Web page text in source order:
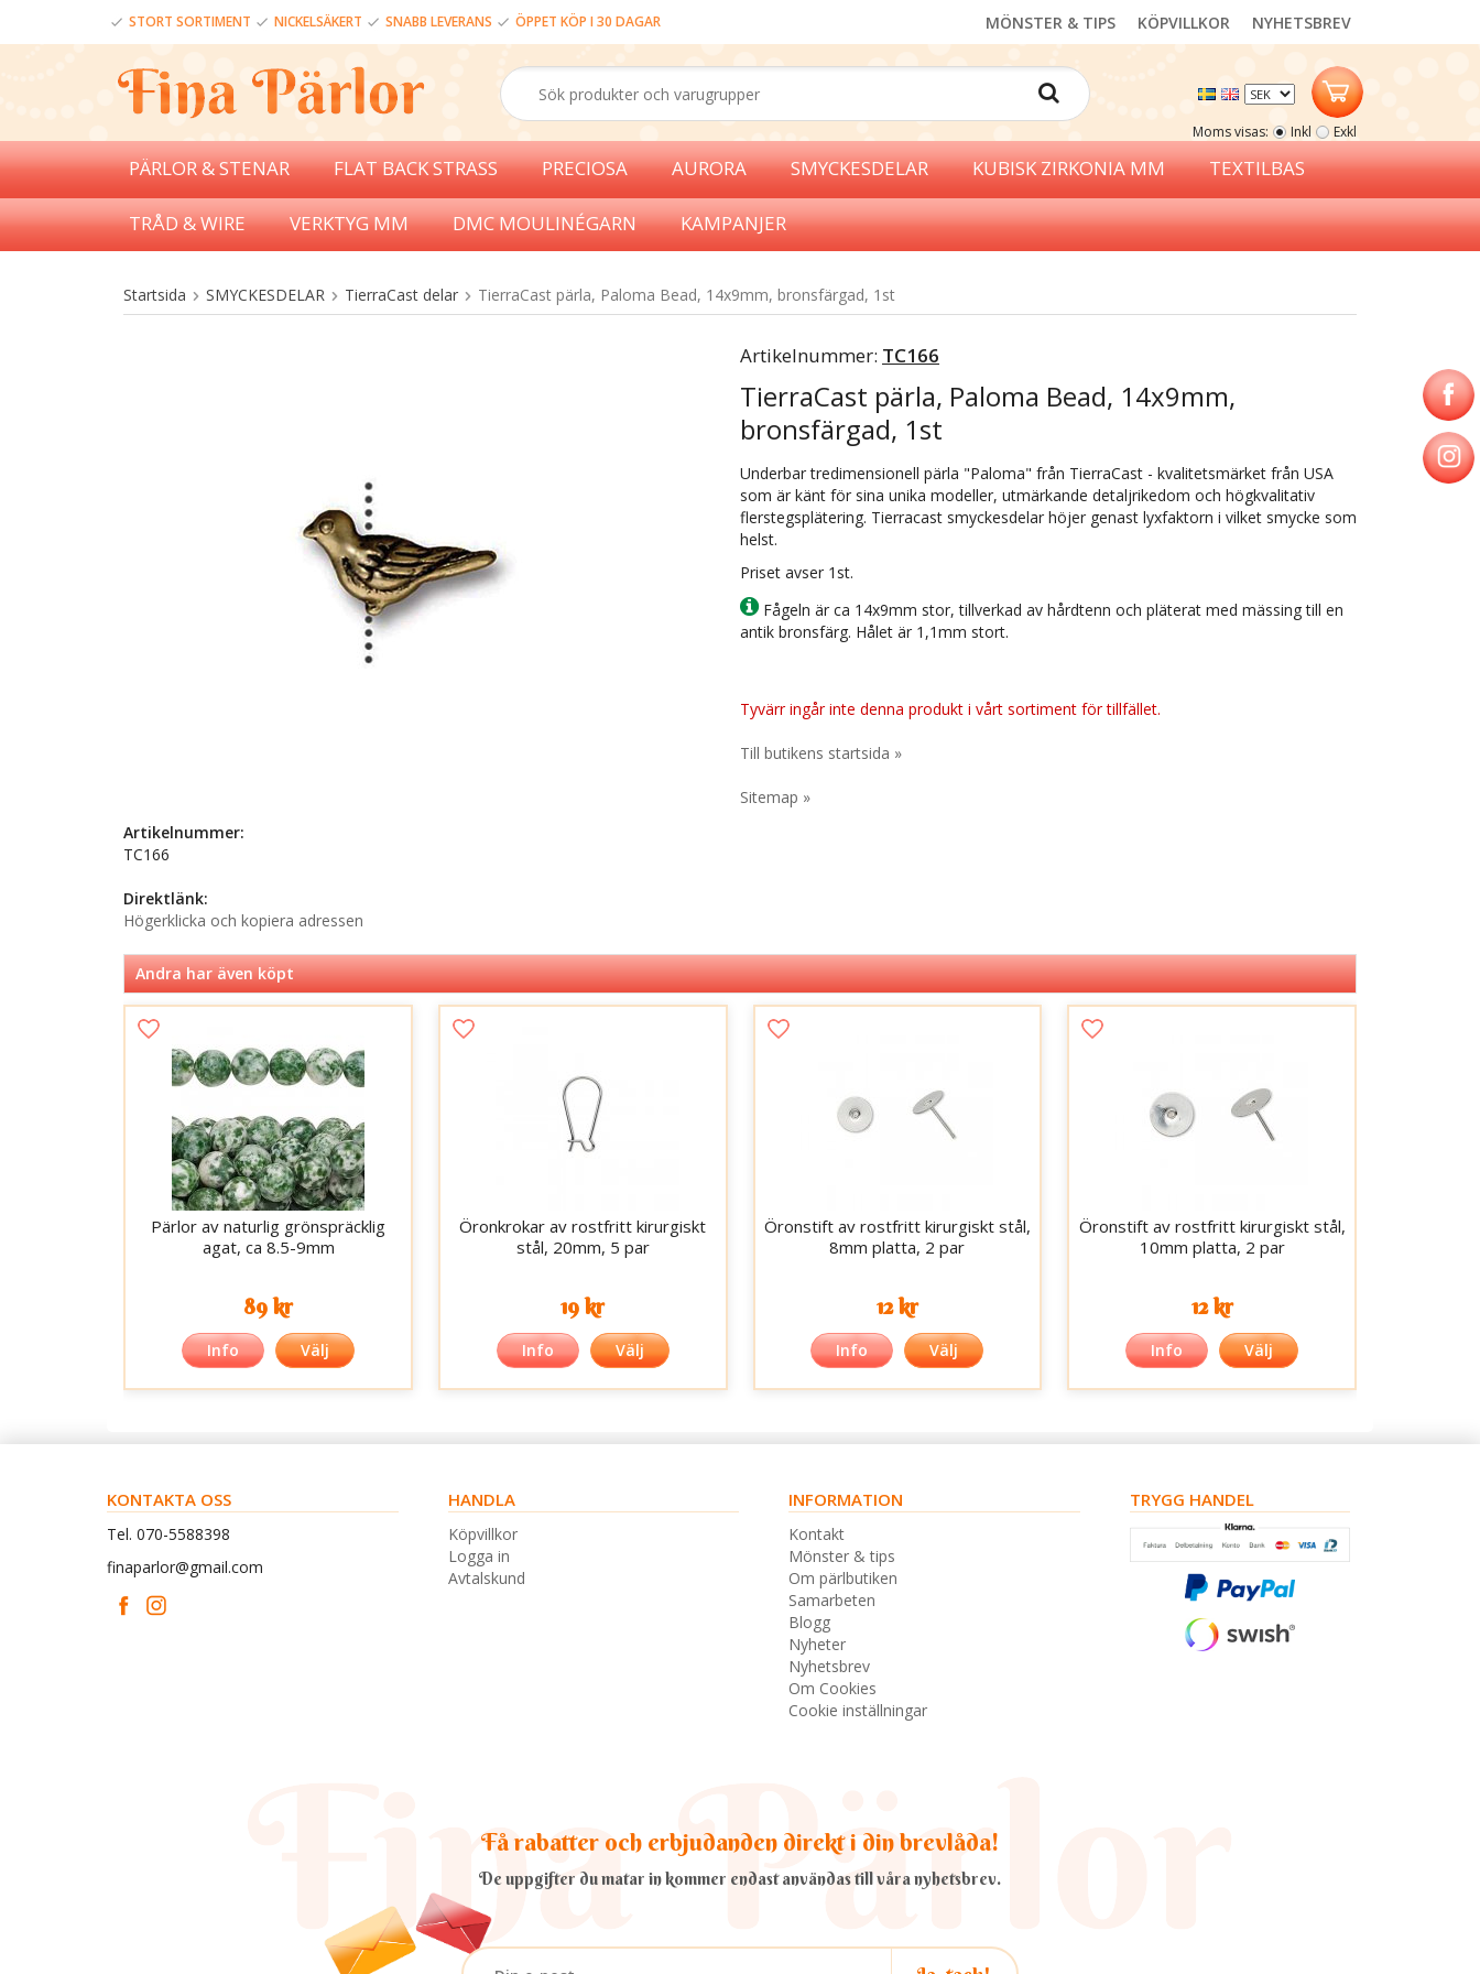
STORT SORTIMENT NICKELSÄKERT SNABB LEVERANS ÖPPET KÖP I 30 DAGAR NYHETSBREV
KÖPVILLKOR
MÖNSTER & TIPS
Moms visas: Inkl Exkl
PÄRLOR & STENAR FLAT BACK STRASS PRECIOSA AURORA SMYCKESDELAR KUBISK ZIRKONIA MM TEXTILBAS
TRÅD & WIRE VERKTYG MM DMC MOULINÉGARN KAMPANJER
Startsida SMYCKESDELAR TierraCast delar TierraCast pärla, Paloma Bead, 14x9mm, bronsfärgad, 1st
Artikelnummer: TC166
TierraCast pärla, Paloma Bead, 14x9mm,
bronsfärgad, 1st
Underbar tredimensionell pärla "Paloma" från TierraCast - kvalitetsmärket från USA
som är känt för sina unika modeller, utmärkande detaljrikedom och högkvalitativ
flerstegsplätering. Tierracast smyckesdelar höjer genast lyxfaktorn i vilket smycke som
helst.
Priset avser 1st.
Fågeln är ca 14x9mm stor, tillverkad av hårdtenn och pläterat med mässing till en
antik bronsfärg. Hålet är 1,1mm stort.
Tyvärr ingår inte denna produkt i vårt sortiment för tillfället.
Till butikens startsida »
Sitemap »
Artikelnummer:
TC166
Direktlänk:
Högerklicka och kopiera adressen
Andra har även köpt
Pärlor av naturlig grönspräcklig
agat, ca 8.5-9mm
89 kr
Info Välj
Öronkrokar av rostfritt kirurgiskt
stål, 20mm, 5 par
19 kr
Info Välj
Öronstift av rostfritt kirurgiskt stål,
8mm platta, 2 par
12 kr
Info Välj
Öronstift av rostfritt kirurgiskt stål,
10mm platta, 2 par
12 kr
Info Välj
KONTAKTA OSS
Tel. 070-5588398
finaparlor@gmail.com
HANDLA
Köpvillkor
Logga in
Avtalskund
INFORMATION
Kontakt
Mönster & tips
Om pärlbutiken
Samarbeten
Blogg
Nyheter
Nyhetsbrev
Om Cookies
Cookie inställningar
TRYGG HANDEL
Få rabatter och erbjudanden direkt i din brevlåda!
De uppgifter du matar in kommer endast användas till våra nyhetsbrev.